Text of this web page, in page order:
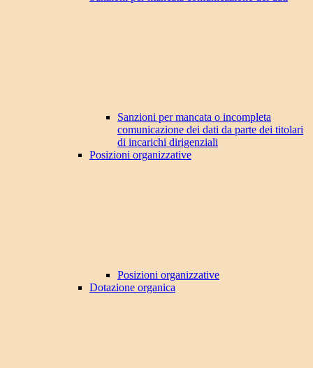
Sanzioni per mancata o incompleta
comunicazione dei dati da parte dei titolari
di incarichi dirigenziali
Posizioni organizzative
Posizioni organizzative
Dotazione organica